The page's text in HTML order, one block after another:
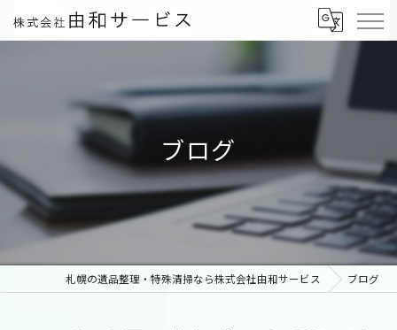
ブログ
札幌の遺品整理・特殊清掃なら株式会社由和サービス ブログ